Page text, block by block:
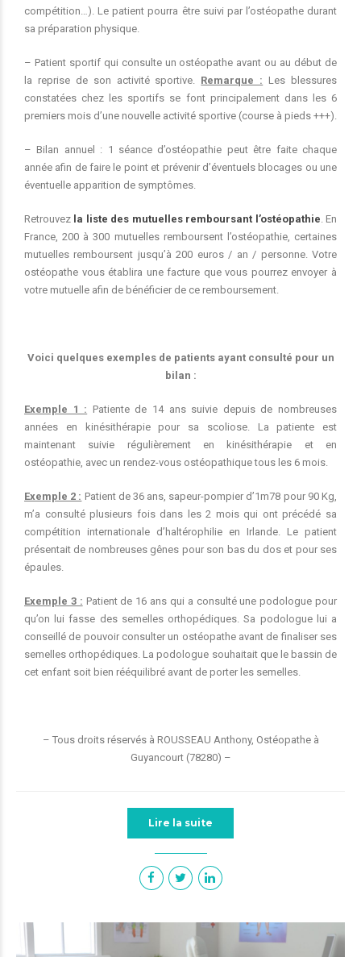
compétition…). Le patient pourra être suivi par l’ostéopathe durant
sa préparation physique.
– Patient sportif qui consulte un ostéopathe avant ou au début de
la reprise de son activité sportive. Remarque : Les blessures
constatées chez les sportifs se font principalement dans les 6
premiers mois d’une nouvelle activité sportive (course à pieds +++).
– Bilan annuel : 1 séance d’ostéopathie peut être faite chaque
année afin de faire le point et prévenir d’éventuels blocages ou une
éventuelle apparition de symptômes.
Retrouvez la liste des mutuelles remboursant l’ostéopathie . En
France, 200 à 300 mutuelles remboursent l’ostéopathie, certaines
mutuelles remboursent jusqu’à 200 euros / an / personne. Votre
ostéopathe vous établira une facture que vous pourrez envoyer à
votre mutuelle afin de bénéficier de ce remboursement.
Voici quelques exemples de patients ayant consulté pour un
bilan :
Exemple 1 : Patiente de 14 ans suivie depuis de nombreuses
années en kinésithérapie pour sa scoliose. La patiente est
maintenant suivie régulièrement en kinésithérapie et en
ostéopathie, avec un rendez-vous ostéopathique tous les 6 mois.
Exemple 2 : Patient de 36 ans, sapeur-pompier d’1m78 pour 90 Kg,
m’a consulté plusieurs fois dans les 2 mois qui ont précédé sa
compétition internationale d’haltérophilie en Irlande. Le patient
présentait de nombreuses gênes pour son bas du dos et pour ses
épaules.
Exemple 3 : Patient de 16 ans qui a consulté une podologue pour
qu’on lui fasse des semelles orthopédiques. Sa podologue lui a
conseillé de pouvoir consulter un ostéopathe avant de finaliser ses
semelles orthopédiques. La podologue souhaitait que le bassin de
cet enfant soit bien rééquilibré avant de porter les semelles.
– Tous droits réservés à ROUSSEAU Anthony, Ostéopathe à
Guyancourt (78280) –
Lire la suite